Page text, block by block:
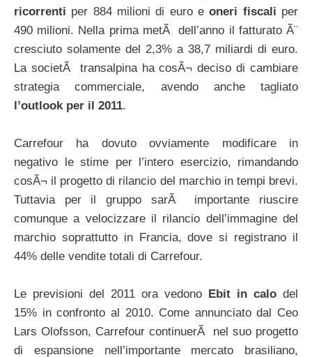
ricorrenti per 884 milioni di euro eoneri fiscali per
490 milioni. Nella prima metÃ dell’anno il fatturato Ã¨
cresciuto solamente del 2,3% a 38,7 miliardi di euro.
La societÃ transalpina ha cosÃ¬ deciso di cambiare
strategia commerciale, avendo anche tagliato
l’outlook per il 2011.
Carrefour ha dovuto ovviamente modificare in
negativo le stime per l’intero esercizio, rimandando
cosÃ¬ il progetto di rilancio del marchio in tempi brevi.
Tuttavia per il gruppo sarÃ importante riuscire
comunque a velocizzare il rilancio dell’immagine del
marchio soprattutto in Francia, dove si registrano il
44% delle vendite totali di Carrefour.
Le previsioni del 2011 ora vedono Ebit in calo del
15% in confronto al 2010. Come annunciato dal Ceo
Lars Olofsson, Carrefour continuerÃ nel suo progetto
di espansione nell’importante mercato brasiliano,